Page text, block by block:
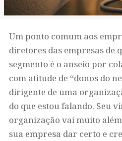
Um ponto comum aos
diretores das empresas de
segmento é o anseio por
com atitude de “donos do
dirigente de uma
do que estou falando. Seu
organização vai muito
sua empresa dar certo e